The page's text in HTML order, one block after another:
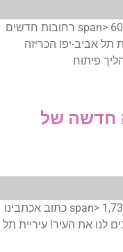
<span class="numV">מס' צפיות בפוסט:</span> 606 רחובות חדשים
תל אביב-יפו הכריזה
פיתוח
חדשה של
<span class="numV">מס' צפיות בפוסט:</span> 1,739 כתוב אכתבינו
מחרבנים לנו את העיר! עיריית תל